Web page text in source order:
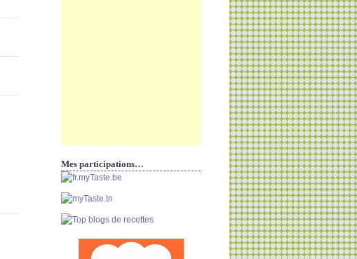
Mes participations…